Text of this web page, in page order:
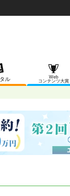
ル
Web
コンテンツ大賞